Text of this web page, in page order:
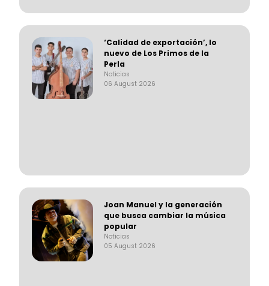
‘Calidad de exportación’, lo
nuevo de Los Primos de la
Perla
Noticias
06 August 2026
Joan Manuel y la generación
que busca cambiar la música
popular
Noticias
05 August 2026